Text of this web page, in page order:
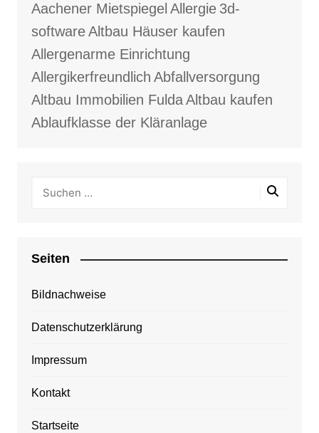
Aachener Mietspiegel Allergie 3d-
softwareAltbau Häuser kaufen
Allergenarme Einrichtung
Allergikerfreundlich Abfallversorgung
Altbau Immobilien FuldaAltbau kaufen
Ablaufklasse der Kläranlage
Seiten
Bildnachweise
Datenschutzerklärung
Impressum
Kontakt
Startseite